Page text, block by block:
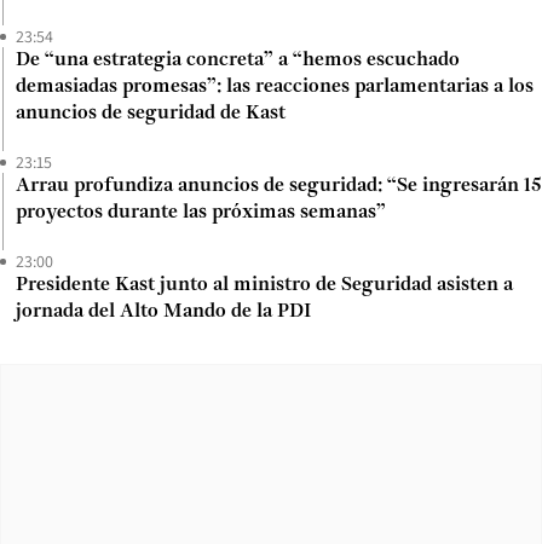
23:54
De “una estrategia concreta” a “hemos escuchado
demasiadas promesas”: las reacciones parlamentarias a los
anuncios de seguridad de Kast
23:15
Arrau profundiza anuncios de seguridad: “Se ingresarán 15
proyectos durante las próximas semanas”
23:00
Presidente Kast junto al ministro de Seguridad asisten a
jornada del Alto Mando de la PDI